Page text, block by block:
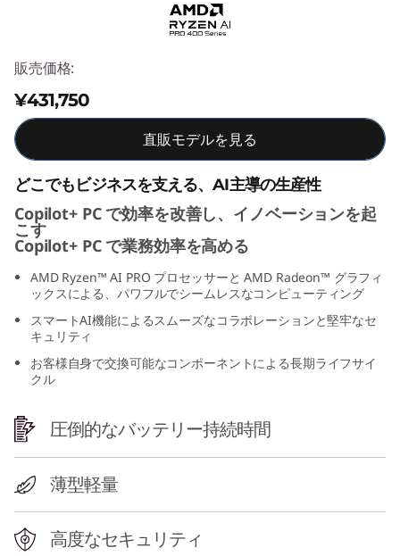
A
M
D
販売価格:
¥431,750
直販モデルを見る
どこでもビジネスを支える、AI主導の生産性
Copilot+ PC で効率を改善し、イノベーションを起
こす
Copilot+ PC で業務効率を高める
AMD Ryzen™ AI PRO プロセッサーと AMD Radeon™ グラフィ
ックスによる、パワフルでシームレスなコンピューティング
スマートAI機能によるスムーズなコラボレーションと堅牢なセ
キュリティ
お客様自身で交換可能なコンポーネントによる長期ライフサイ
クル
圧倒的なバッテリー持続時間
薄型軽量
高度なセキュリティ